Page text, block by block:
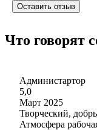
Оставить отзыв
Что говорят
Администартор
5,0
Март 2025
Творческий,
Атмосфера